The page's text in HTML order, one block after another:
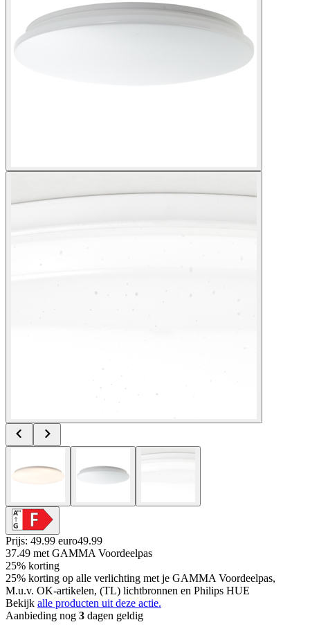
Prijs: 49.99 euro49.99
37.49 met GAMMA Voordeelpas
25% korting
25% korting op alle verlichting met je GAMMA Voordeelpas,
M.u.v. OK-artikelen, (TL) lichtbronnen en Philips HUE
Bekijk alle producten uit deze actie.
Aanbieding nog 3 dagen geldig